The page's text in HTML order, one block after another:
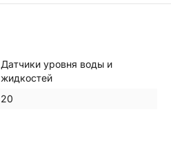
Датчики уровня воды и
жидкостей
20